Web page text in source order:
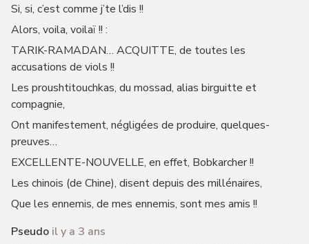
Si, si, c’est comme j’te l’dis !!
Alors, voila, voilaï !! :
TARIK-RAMADAN… ACQUITTE, de toutes les
accusations de viols !!
Les proushtitouchkas, du mossad, alias birguitte et
compagnie,
Ont manifestement, négligées de produire, quelques-
preuves…
EXCELLENTE-NOUVELLE, en effet, Bobkarcher !!
Les chinois (de Chine), disent depuis des millénaires,
Que les ennemis, de mes ennemis, sont mes amis !!
Pseudo il y a 3 ans